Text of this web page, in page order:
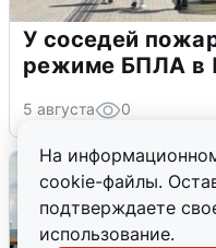
На
cookie-файлы.
подтверждаете
использование.
У соседей
режиме БПЛА в
5 августа 0